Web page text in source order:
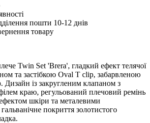
пошти 10-12 днів
товару
Twin Set 'Brera', гладкий ефект телячої
та застібкою Oval T clip, забарвленою
Дизайн із закругленим клапаном з
краю, регульований плечовий ремінь
шкіри та металевими
покриття золотистого